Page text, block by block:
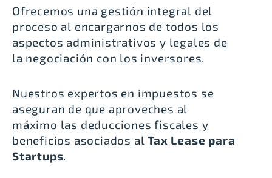
Ofrecemos una gestión integral del
proceso al encargarnos de todos los
aspectos administrativos y legales de
la negociación con los inversores.
Nuestros expertos en impuestos se
aseguran de que aproveches al
máximo las deducciones fiscales y
beneficios asociados alTax Lease para
Startups.